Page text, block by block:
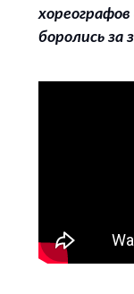
боролись за